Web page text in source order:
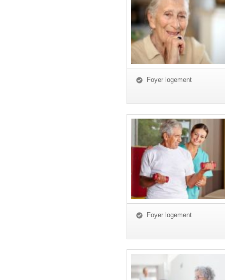
Foyer logement
Foyer logement